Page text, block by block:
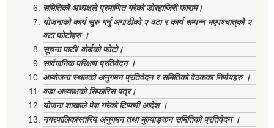
समितिको अध्यक्षले प्रमाणित गरेको डोरहाजिरी फाराम।
योजनाको कार्य सुरु गर्नु अगाडीको २ वटा र कार्य सम्पन्न भएपश्चात्‌को २
वटा फोटोहरु ।
सूचना पाटी/ वोर्डको फोटो।
सार्वजनिक परिक्षण प्रतिवेदन ।
आयोजना स्थलको अनुगमन प्रतिवेदन र समितिको वैठकका निर्णयहरु ।
वडा अध्याक्षको सिफारिस पत्र।
योजना शाखाले पेश गरेको टिप्पणी आदेश ।
नगरपालिकास्तरिय अनुगमन तथा मुल्याङ्कन समितिको प्रतिवेदन ।